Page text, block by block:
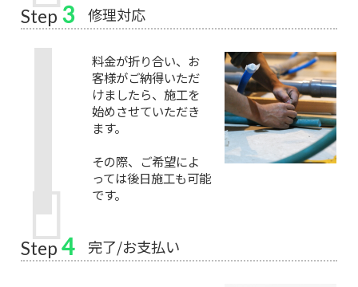
Step 3 修理対応
料金が折り合い、お
客様がご納得いただ
けましたら、施工を
始めさせていただき
ます。
その際、ご希望によ
っては後日施工も可能
です。
Step 4 完了/お支払い